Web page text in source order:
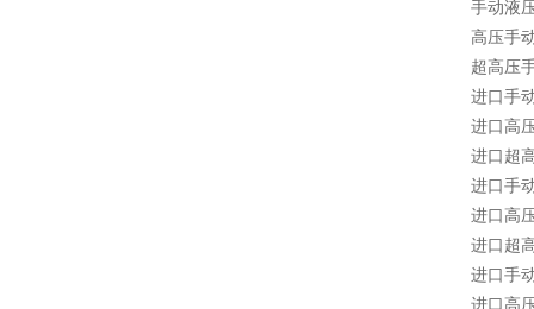
手动液
高压手
超高压
进口手
进口高
进口超
进口手
进口高
进口超
进口手
进口高